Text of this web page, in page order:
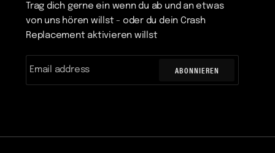
Trag dich gerne ein wenn du ab und an etwas
von uns hören willst - oder du dein Crash
Replacement aktivieren willst
ABONNIEREN